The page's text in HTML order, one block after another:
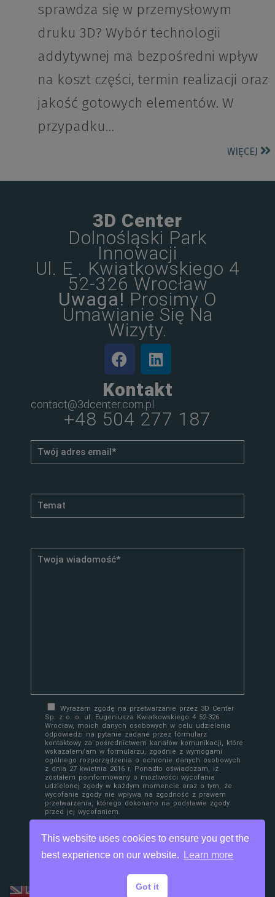
This website uses cookies to ensure you get the
best experience on our website.
Learn more
Got it
sprawdza się w przemysłowym
druku 3D? Wybór technologii
addytywnej ma bezpośredni wpływ
na koszt części, termin realizacji oraz
jakość gotowych elementów. W
przypadku…
WIĘCEJ
3D Center
Dolnośląski Park
Innowacji
Ul. E . Kwiatkowskiego 4
52-326 Wrocław
Uwaga! Prosimy O
Umawianie Się Na
Wizyty.
Kontakt
contact@3dcenter.com.pl
+48 504 277 187
Wyrażam zgodę na przetwarzanie przez 3D Center
Sp. z o. o. ul. Eugeniusza Kwiatkowskiego 4 52-326
Wrocław, moich danych osobowych w celu udzielenia
odpowiedzi na pytanie zadane przez formularz
kontaktowy za pośrednictwem kanałów komunikacji, które
wskazałem/am w formularzu, zgodnie z wymogami
ogólnego rozporządzenia o ochronie danych osobowych
z dnia 27 kwietnia 2016 r. Ponadto oświadczam, iż
zostałem poinformowany o możliwości wycofania
udzielonej zgody w każdym momencie oraz o tym, że
wycofanie zgody nie wpływa na zgodność z prawem
przetwarzania, którego dokonano na podstawie zgody
przed jej wycofaniem.